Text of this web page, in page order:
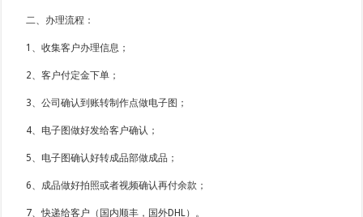
二、办理流程：
1、收集客户办理信息；
2、客户付定金下单；
3、公司确认到账转制作点做电子图；
4、电子图做好发给客户确认；
5、电子图确认好转成品部做成品；
6、成品做好拍照或者视频确认再付余款；
7、快递给客户（国内顺丰，国外DHL）。